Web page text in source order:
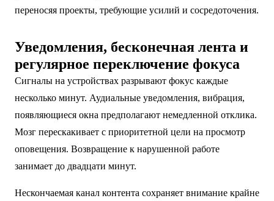
переносяя проекты, требующие усилий и сосредоточения.
Уведомления, бесконечная лента и
регулярное переключение фокуса
Сигналы на устройствах разрывают фокус каждые
несколько минут. Аудиальные уведомления, вибрация,
появляющиеся окна предполагают немедленной отклика.
Мозг перескакивает с приоритетной цели на просмотр
оповещения. Возвращение к нарушенной работе
занимает до двадцати минут.
Нескончаемая канал контента сохраняет внимание крайне